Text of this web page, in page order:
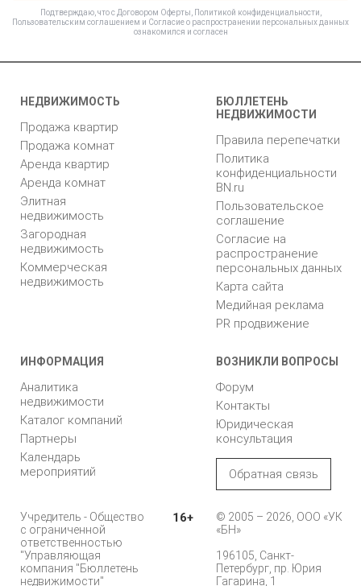
Подтверждаю, что с Договором Оферты Политикой конфиденциальности
Пользовательским соглашением и Согласие о распространении персональных данных
ознакомился и согласен
НЕДВИЖИМОСТЬ
Продажа квартир
Продажа комнат
Аренда квартир
Аренда комнат
Элитная
недвижимость
Загородная
недвижимость
Коммерческая
недвижимость
БЮЛЛЕТЕНЬ
НЕДВИЖИМОСТИ
Правила перепечатки
Политика
конфиденциальности
BN.ru
Пользовательское
соглашение
Согласие на
распространение
персональных данных
Карта сайта
Медийная реклама
PR продвижение
ИНФОРМАЦИЯ
Аналитика
недвижимости
Каталог компаний
Партнеры
Календарь
мероприятий
ВОЗНИКЛИ ВОПРОСЫ
Форум
Контакты
Юридическая
консультация
Обратная связь
Учредитель - Общество
с ограниченной
ответственностью
"Управляющая
компания "Бюллетень
недвижимости"
16+
© 2005 – 2026, ООО «УК
«БН»
196105, Санкт-
Петербург, пр. Юрия
Гагарина, 1